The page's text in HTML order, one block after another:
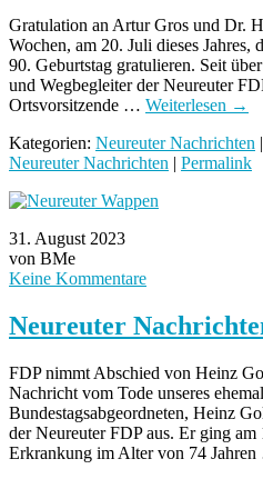
Gratulation an Artur Gros und Dr.
Wochen, am 20. Juli dieses
90. Geburtstag gratulieren. Seit
und Wegbegleiter der Neureuter
Ortsvorsitzende … Weiterlesen →
Kategorien: Neureuter Nachrichten
Neureuter Nachrichten | Permalink
31. August 2023
von BMe
Keine Kommentare
Neureuter
FDP nimmt Abschied von Heinz
Nachricht vom Tode unseres
Bundestagsabgeordneten, Heinz
der Neureuter FDP aus. Er ging
Erkrankung im Alter von 74